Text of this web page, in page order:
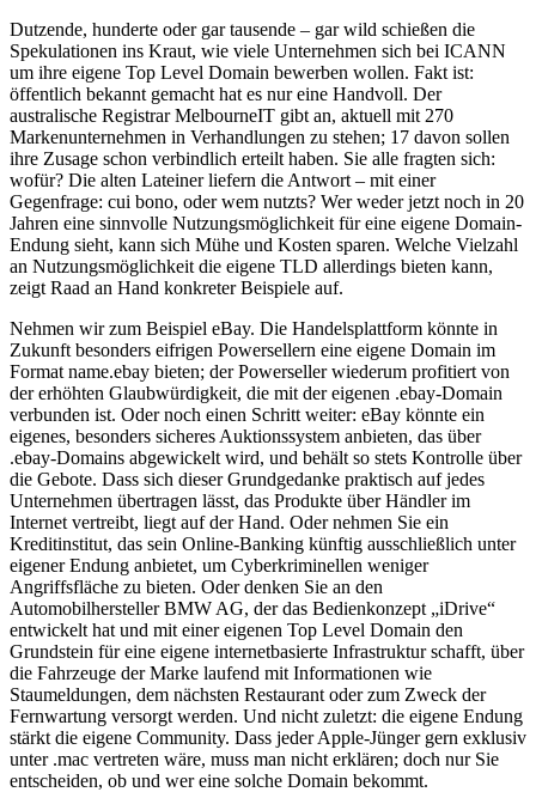
Dutzende, hunderte oder gar tausende – gar wild schießen die
Spekulationen ins Kraut, wie viele Unternehmen sich bei ICANN
um ihre eigene Top Level Domain bewerben wollen. Fakt ist:
öffentlich bekannt gemacht hat es nur eine Handvoll. Der
australische Registrar MelbourneIT gibt an, aktuell mit 270
Markenunternehmen in Verhandlungen zu stehen; 17 davon sollen
ihre Zusage schon verbindlich erteilt haben. Sie alle fragten sich:
wofür? Die alten Lateiner liefern die Antwort – mit einer
Gegenfrage: cui bono, oder wem nutzts? Wer weder jetzt noch in 20
Jahren eine sinnvolle Nutzungsmöglichkeit für eine eigene Domain-
Endung sieht, kann sich Mühe und Kosten sparen. Welche Vielzahl
an Nutzungsmöglichkeit die eigene TLD allerdings bieten kann,
zeigt Raad an Hand konkreter Beispiele auf.
Nehmen wir zum Beispiel eBay. Die Handelsplattform könnte in
Zukunft besonders eifrigen Powersellern eine eigene Domain im
Format name.ebay bieten; der Powerseller wiederum profitiert von
der erhöhten Glaubwürdigkeit, die mit der eigenen .ebay-Domain
verbunden ist. Oder noch einen Schritt weiter: eBay könnte ein
eigenes, besonders sicheres Auktionssystem anbieten, das über
.ebay-Domains abgewickelt wird, und behält so stets Kontrolle über
die Gebote. Dass sich dieser Grundgedanke praktisch auf jedes
Unternehmen übertragen lässt, das Produkte über Händler im
Internet vertreibt, liegt auf der Hand. Oder nehmen Sie ein
Kreditinstitut, das sein Online-Banking künftig ausschließlich unter
eigener Endung anbietet, um Cyberkriminellen weniger
Angriffsfläche zu bieten. Oder denken Sie an den
Automobilhersteller BMW AG, der das Bedienkonzept „iDrive“
entwickelt hat und mit einer eigenen Top Level Domain den
Grundstein für eine eigene internetbasierte Infrastruktur schafft, über
die Fahrzeuge der Marke laufend mit Informationen wie
Staumeldungen, dem nächsten Restaurant oder zum Zweck der
Fernwartung versorgt werden. Und nicht zuletzt: die eigene Endung
stärkt die eigene Community. Dass jeder Apple-Jünger gern exklusiv
unter .mac vertreten wäre, muss man nicht erklären; doch nur Sie
entscheiden, ob und wer eine solche Domain bekommt.